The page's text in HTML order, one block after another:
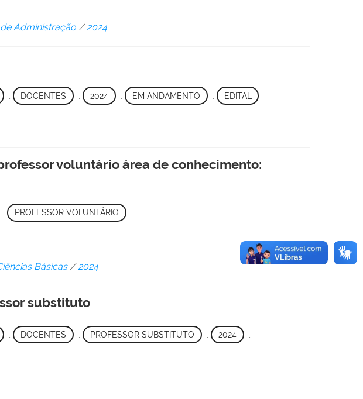
Administração /2024
, DOCENTES , 2024 EM ANDAMENTO EDITAL
voluntário área de conhecimento:
, PROFESSOR VOLUNTÁRIO ,
Básicas /2024
substituto
, DOCENTES , PROFESSOR SUBSTITUTO 2024